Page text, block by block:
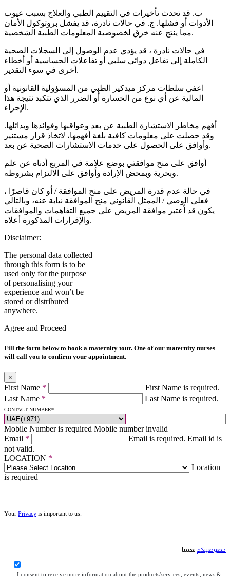
ب. قد تحدث تأخيرات في التقييم الطبي والعلاج بسبب عيوب
الأدوات أو فشلها. ج. في حالات نادرة، قد يفشل بروتوكول الأمان
مما ينتج عنه خرق لخصوصية المعلومات الطبية الشخصية.
في حالات نادرة ، قد يؤدي عدم الوصول إلى السجلات الصحية
الكاملة إلى تفاعل دوائي سلبي أو تفاعلات الحساسية أو أخطاء
أخرى في سوء التقدير.
اعفي سلطات مركز ميدكير الطبي من المسؤولية القانونية أو
المالية عن أي نوع من الخسارة أو الضرر الذي تتكبد نتيجة هذا
الإجراء.
أفهم مخاطر الاستشارة الطبية عن بعد وعواقبها وفوائدها وبدائلها.
وقد حصلت على معلومات كافية بلغة أفهمها، لاتخاذ قرار مستنير
وأوافق على الحصول على خدمات الاستشارات الصحية عن بعد.
أوافق على منح موافقتي بوضع علامة في المربع أدناه عن علم
وبحرية وبمحض الإرادة وأوافق على الالتزام بشروطه.
في حالة عدم قدرة المريض على منح الموافقة / أو كان قاصرًا ،
فعلى الوصي / الممثل القانوني منح الموافقة نيابة عنه، وبالتالي
يكون قد اُعتبر موافقة المريض على جميع التفاهمات والموافقات
والإقرارات المذكورة أعلاه.
Disclaimer:
The personal data collected
through this form is to be
used only for the purpose
of personalising your
experience and won’t be
stored or distributed
anywhere.
Agree and Proceed
Fill the form below to book a maternity tour. One of our maternity nurses
will call you to confirm your appointment.
×
First Name *
First Name is required.
Last Name * Last Name is required.
CONTACT NUMBER*
Mobile Number is required Mobile number invalid
Email * Email is required. Email id is
not valid.
LOCATION *
Location
is required
Your Privacy is important to us.
خصوصيتكم تهمنا
I consent to receive more information about the products/services, events, news &